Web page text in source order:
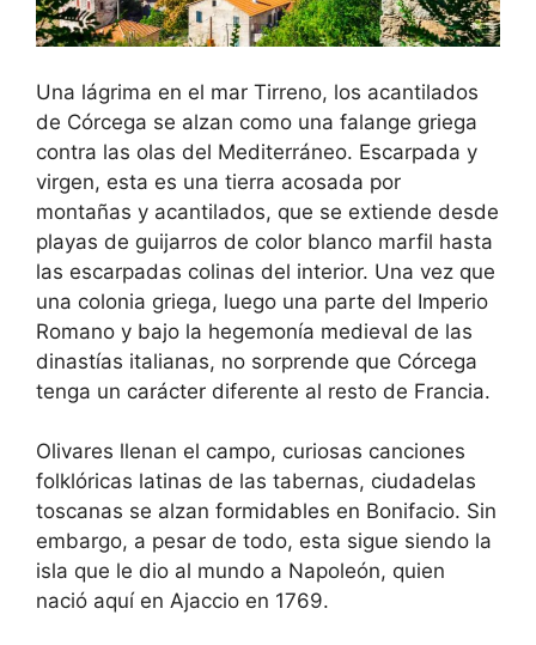
Una lágrima en el mar Tirreno, los acantilados
de Córcega se alzan como una falange griega
contra las olas del Mediterráneo. Escarpada y
virgen, esta es una tierra acosada por
montañas y acantilados, que se extiende desde
playas de guijarros de color blanco marfil hasta
las escarpadas colinas del interior. Una vez que
una colonia griega, luego una parte del Imperio
Romano y bajo la hegemonía medieval de las
dinastías italianas, no sorprende que Córcega
tenga un carácter diferente al resto de Francia.
Olivares llenan el campo, curiosas canciones
folklóricas latinas de las tabernas, ciudadelas
toscanas se alzan formidables en Bonifacio. Sin
embargo, a pesar de todo, esta sigue siendo la
isla que le dio al mundo a Napoleón, quien
nació aquí en Ajaccio en 1769.